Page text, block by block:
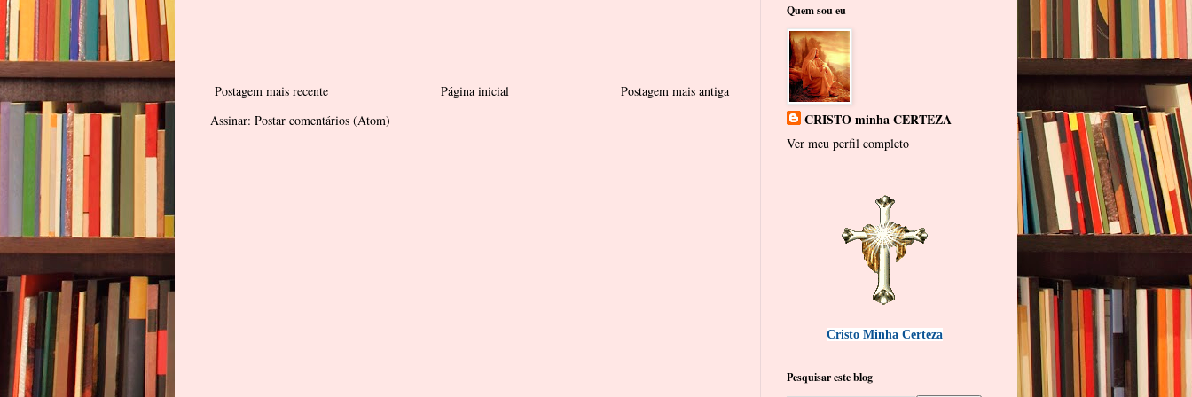
Postagem mais recente Postagem mais antiga
Página inicial
Assinar: Postar comentários (Atom)
Quem sou eu
CRISTO minha CERTEZA
Ver meu perfil completo
Cristo Minha Certeza
Pesquisar este blog